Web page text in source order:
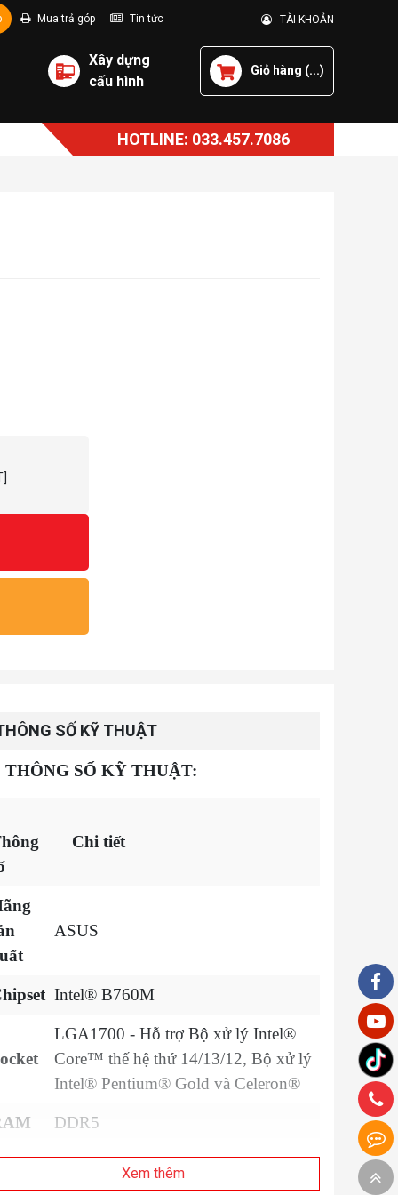
Mua trả góp Tin tức TÀI KHOẢN
Xây dựng
cấu hình
Giỏ hàng (...)
HOTLINE: 033.457.7086
SỐ KỸ THUẬT
SỐ KỸ THUẬT:
Chi tiết
ASUS
Intel® B760M
LGA1700 - Hỗ trợ Bộ xử lý Intel®
Core™ thế hệ thứ 14/13/12, Bộ xử lý
Intel® Pentium® Gold và Celeron®
DDR5
trợ
đa
64GB
Xem thêm